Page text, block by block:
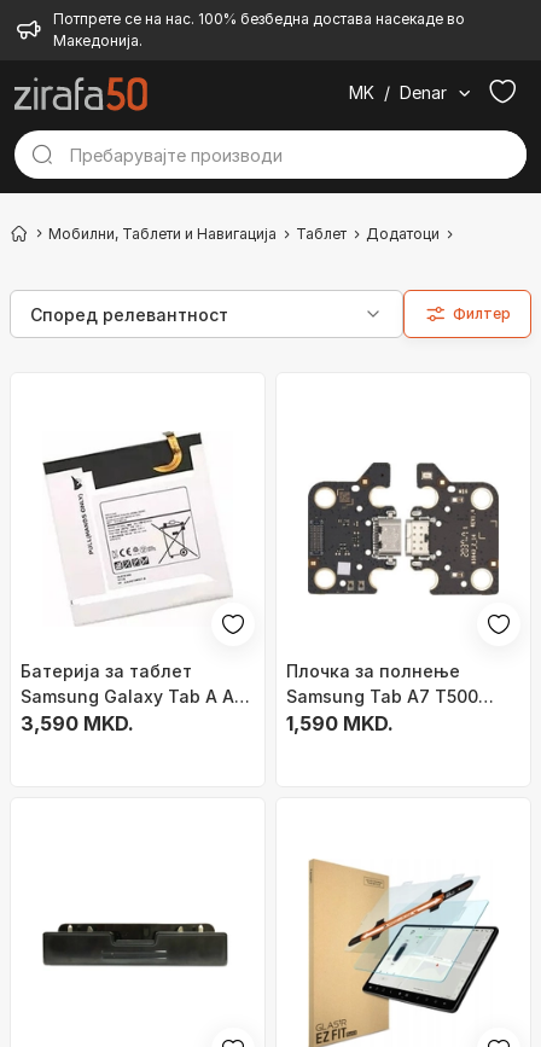
Потпрете се на нас. 100% безбедна достава насекаде во
Македонија.
MK / Denar
Мобилни, Таблети и Навигација Таблет Додатоци
Филтер
Батерија за таблет
Samsung Galaxy Tab A A2
E 8.0, 5000mAh, Li Ion
3,590 MKD.
Плочка за полнење
Samsung Tab A7 T500
T505, PCB конектор за
1,590 MKD.